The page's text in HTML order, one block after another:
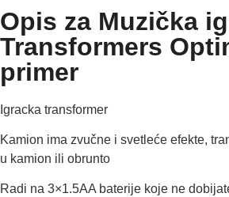
Opis za Muzička
Transformers
primer
Igracka transformer
Kamion ima zvučne i svetleće efekte,
u kamion ili obrunto
Radi na 3×1.5AA baterije koje ne